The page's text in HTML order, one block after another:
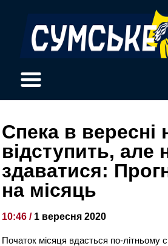
Спека в вересні
відступить, але
здаватися:
на місяць
10:46 / 1 вересня 2020
Початок місяця вдасться по-літньому